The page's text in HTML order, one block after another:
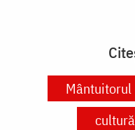
cultură